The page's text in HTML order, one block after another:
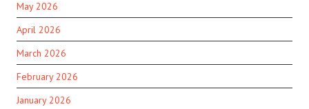
May 2026
April 2026
March 2026
February 2026
January 2026